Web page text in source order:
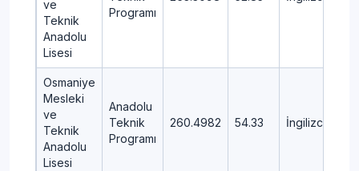
ve
Teknik
Anadolu
Lisesi
Programı
Osmaniye
Mesleki
ve
Teknik
Anadolu
Lisesi
Anadolu
Teknik
Programı
260.4982 54.33 İngilizce